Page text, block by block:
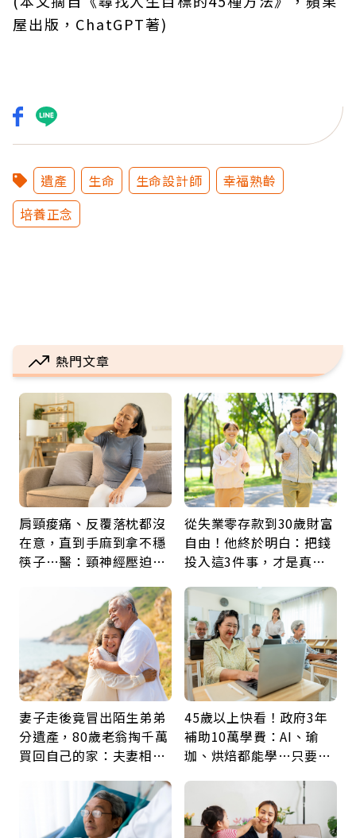
屋出版，ChatGPT著)
遺產 生命 生命設計師
幸福熟齡
培養正念
熱門文章
肩頸痠痛、反覆落枕都沒
在意，直到手麻到拿不穩
筷子…醫：頸神經壓迫上
從失業零存款到30歲財富
自由！他終於明白：把錢
投入這3件事，才是真正
妻子走後竟冒出陌生弟弟
分遺產，80歲老翁掏千萬
買回自己的家：夫妻相守
45歲以上快看！政府3年
補助10萬學費：AI、瑜
珈、烘焙都能學…只要願